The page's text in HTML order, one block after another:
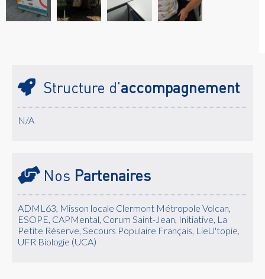
Structure d'accompagnement
N/A
Nos Partenaires
ADML63, Misson locale Clermont Métropole Volcan,
ESOPE, CAPMental, Corum Saint-Jean, Initiative, La
Petite Réserve, Secours Populaire Français, LieU'topie,
UFR Biologie (UCA)